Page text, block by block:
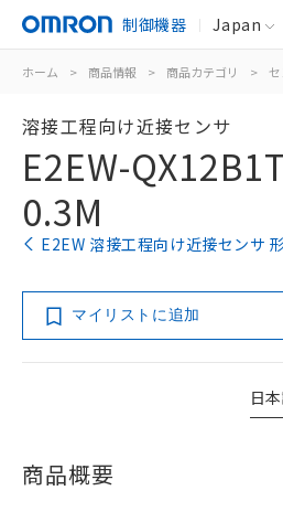
制御機器 Japan
ホーム > 商品情報 > 商品カテゴリ >
溶接工程向け近接センサ
E2EW-
0.3M
E2EW 溶接工程向け近接センサ
マイリストに追加
日
商品概要